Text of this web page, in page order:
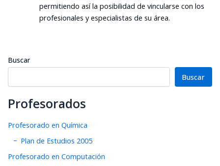
permitiendo así la posibilidad de vincularse con los
profesionales y especialistas de su área.
Buscar
Buscar
Profesorados
Profesorado en Química
Plan de Estudios 2005
Profesorado en Computación